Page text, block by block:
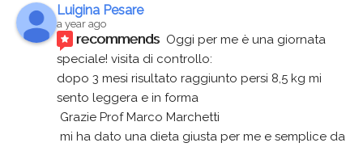
Luigina Pesare
a year ago
recommends Oggi per me è una giornata
speciale! visita di controllo:
dopo 3 mesi risultato raggiunto persi 8,5 kg mi
sento leggera e in forma
Grazie Prof Marco Marchetti